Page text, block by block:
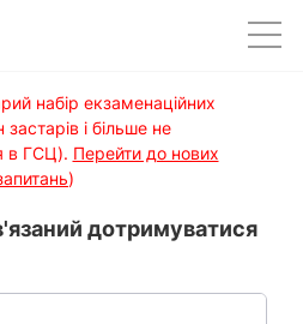
набір екзаменаційних
застарів і більше не
в ГСЦ). Перейти до нових
)
дотримуватися